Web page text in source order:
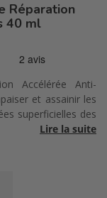
Réparation
40 ml
Accélérée Anti-
et assainir les
superficielles des
renforcée. Sa
Lire la suite